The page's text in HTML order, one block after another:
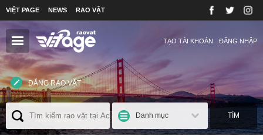
VIỆT PAGE NEWS RAO VẶT
ĐĂNG NHẬP
TẠO TÀI KHOẢN
ĐĂNG RAO VẶT
Danh mục TÌM